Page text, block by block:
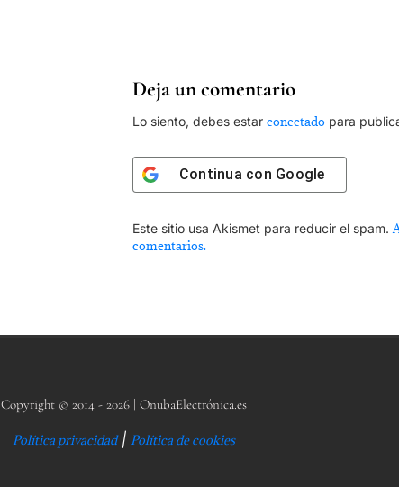
Deja un comentario
Lo siento, debes estar conectadopara
Continua con Google
Este sitio usa Akismet para reducir el spam.
comentarios.
Copyright © 2014 - 2026 | OnubaElectrónica.es
Política privacidad| Política de cookies